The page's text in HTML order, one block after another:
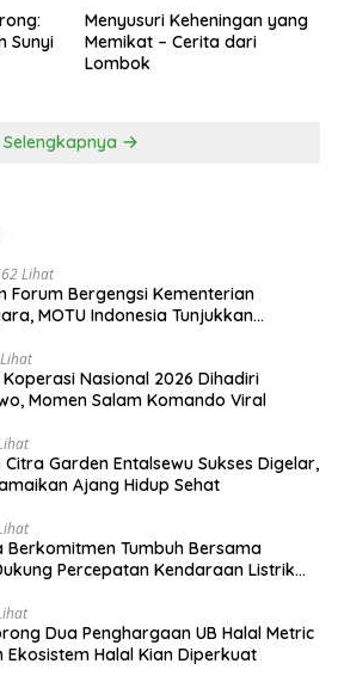
Sunyi
Menyusuri Keheningan yang
Memikat – Cerita dari
Lombok
Selengkapnya
Lihat
Forum Bergengsi Kementerian
MOTU Indonesia Tunjukkan
Nasional 2026 Dihadiri
Momen Salam Komando Viral
Citra Garden Entalsewu Sukses Digelar,
Ajang Hidup Sehat
Berkomitmen Tumbuh Bersama
Percepatan Kendaraan Listrik
Dua Penghargaan UB Halal Metric
Ekosistem Halal Kian Diperkuat